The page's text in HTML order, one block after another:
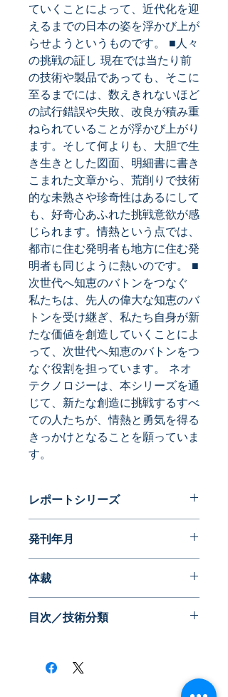
ていくことによって、近代化を迎
えるまでの日本の姿を浮かび上が
らせようというものです。 ■人々
の挑戦の証し 現在では当たり前
の技術や製品であっても、そこに
至るまでには、数えきれないほど
の試行錯誤や失敗、改良が積み重
ねられていることが浮かび上がり
ます。そして何よりも、大胆で生
き生きとした図面、明細書に書き
こまれた文章から、荒削りで技術
的な未熟さや珍奇性はあるにして
も、好奇心あふれた挑戦意欲が感
じられます。情熱という点では、
都市に住む発明者も地方に住む発
明者も同じように熱いのです。 ■
次世代へ知恵のバトンをつなぐ
私たちは、先人の偉大な知恵のバ
トンを受け継ぎ、私たち自身が新
たな価値を創造していくことによ
って、次世代へ知恵のバトンをつ
なぐ役割を担っています。 ネオ
テクノロジーは、本シリーズを通
じて、新たな創造に挑戦するすべ
ての人たちが、情熱と勇気を得る
きっかけとなることを願っていま
す。
レポートシリーズ
発刊年月
体裁
目次／技術分類